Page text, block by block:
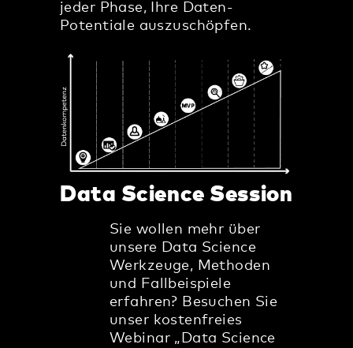
jeder Phase, Ihre Daten-
Potentiale auszuschöpfen.
Data Science Session
Sie wollen mehr über
unsere Data Science
Werkzeuge, Methoden
und Fallbeispiele
erfahren? Besuchen Sie
unser kostenfreies
Webinar „Data Science